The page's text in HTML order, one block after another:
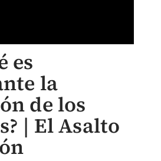
es
la
de los
| El Asalto